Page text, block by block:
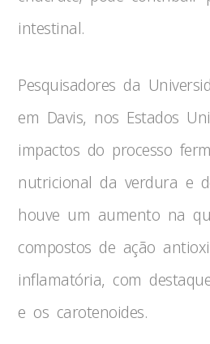
intestinal.
Pesquisadores da
em Davis, nos Estados
impactos do processo
nutricional da verdura e
houve um aumento na
compostos de ação
inflamatória, com
e os carotenoides.